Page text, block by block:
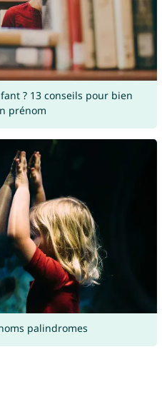
? 13 conseils pour bien
prénom
palindromes